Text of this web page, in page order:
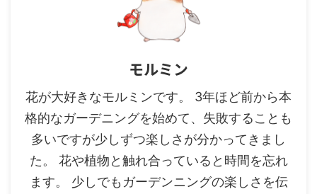
モルミン
花が大好きなモルミンです。 3年ほど前から本
格的なガーデニングを始めて、失敗することも
多いですが少しずつ楽しさが分かってきまし
た。 花や植物と触れ合っていると時間を忘れ
ます。 少しでもガーデンニングの楽しさを伝